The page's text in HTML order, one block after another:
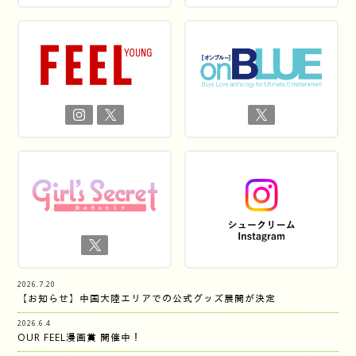
2026.7.20
【お知らせ】中国大陸エリアでの公式グッズ展開が決定
2026.6.4
OUR FEEL漫画賞 開催中！